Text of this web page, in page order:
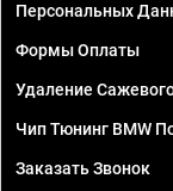
Персональных
Формы Оплаты
Удаление
Чип Тюнинг BMW
Заказать Звонок